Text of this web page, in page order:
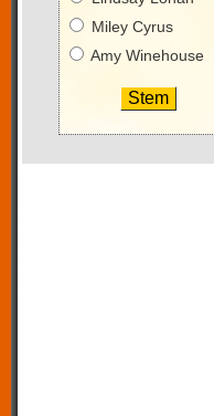
Miley Cyrus
Amy Winehouse